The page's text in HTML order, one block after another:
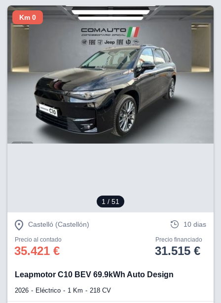
1 / 51
Km 0
Castelló (Castellón) 10 dias
Precio al contado
35.421 €
Precio financiado
31.515 €
Leapmotor C10 BEV 69.9kWh Auto Design
2026 Eléctrico 1 Km 218 CV